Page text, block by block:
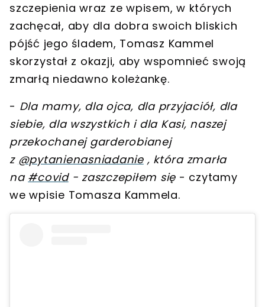
szczepienia wraz ze wpisem, w których
zachęcał, aby dla dobra swoich bliskich
pójść jego śladem, Tomasz Kammel
skorzystał z okazji, aby wspomnieć swoją
zmarłą niedawno koleżankę.
- Dla mamy, dla ojca, dla przyjaciół, dla
siebie, dla wszystkich i dla Kasi, naszej
przekochanej garderobianej
z @pytanienasniadanie, która zmarła
na #covid- zaszczepiłem się - czytamy
we wpisie Tomasza Kammela.